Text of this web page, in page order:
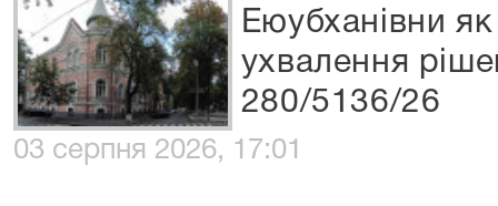
Еюубханівни
ухвалення
280/5136/26
03 серпня 2026, 17:01